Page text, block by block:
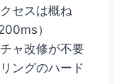
セスは概ね
）
ャ改修が不要
ングのハード